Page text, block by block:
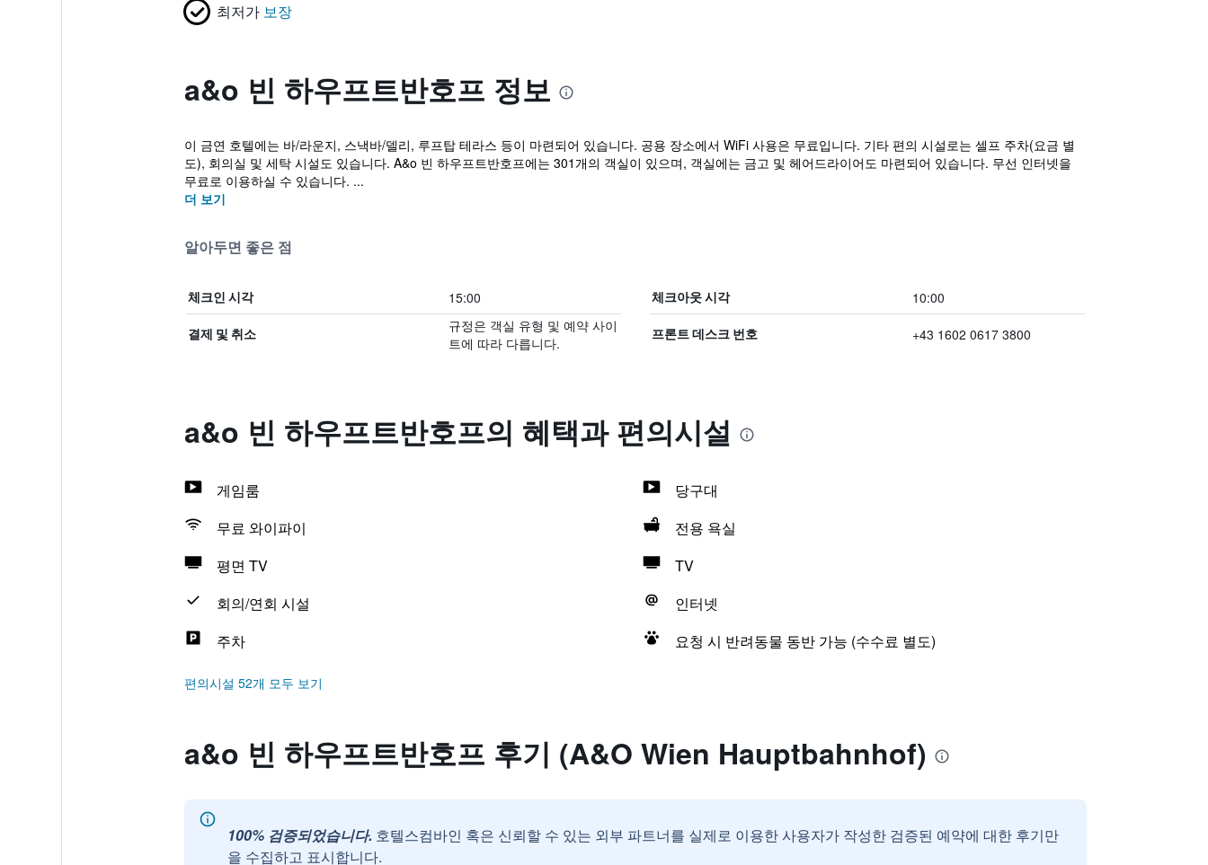
최저가 보장
a&o 빈 하우프트반호프 정보
이 금연 호텔에는 바/라운지, 스낵바/델리, 루프탑 테라스 등이 마련되어 있습니다. 공용 장소에서 WiFi 사용은 무료입니다. 기타 편의 시설로는 셀프 주차(요금 별
도), 회의실 및 세탁 시설도 있습니다. A&o 빈 하우프트반호프에는 301개의 객실이 있으며, 객실에는 금고 및 헤어드라이어도 마련되어 있습니다. 무선 인터넷을
무료로 이용하실 수 있습니다. ...
더 보기
알아두면 좋은 점
체크인 시각 15:00 체크아웃 시각 10:00
결제 및 취소
규정은 객실 유형 및 예약 사이
트에 따라 다릅니다.
프론트 데스크 번호 +43 1602 0617 3800
a&o 빈 하우프트반호프의 혜택​과 편의시설
게임룸
당구대
무료 와이파이
전용 욕실
평면 TV
TV
회의/연회 시설
인터넷
주차
요청 시 반려동물 동반 가능 (수수료 별도)
편의시설 52개 모두 보기
a&o 빈 하우프트반호프 후기 (A&O Wien Hauptbahnhof)
100% 검증되었습니다. 호텔스컴바인 혹은 신뢰할 수 있는 외부 파트너를 실제로 이용한 사용자가 작성한 검증된 예약에 대한 후기만
을 수집하고 표시합니다.